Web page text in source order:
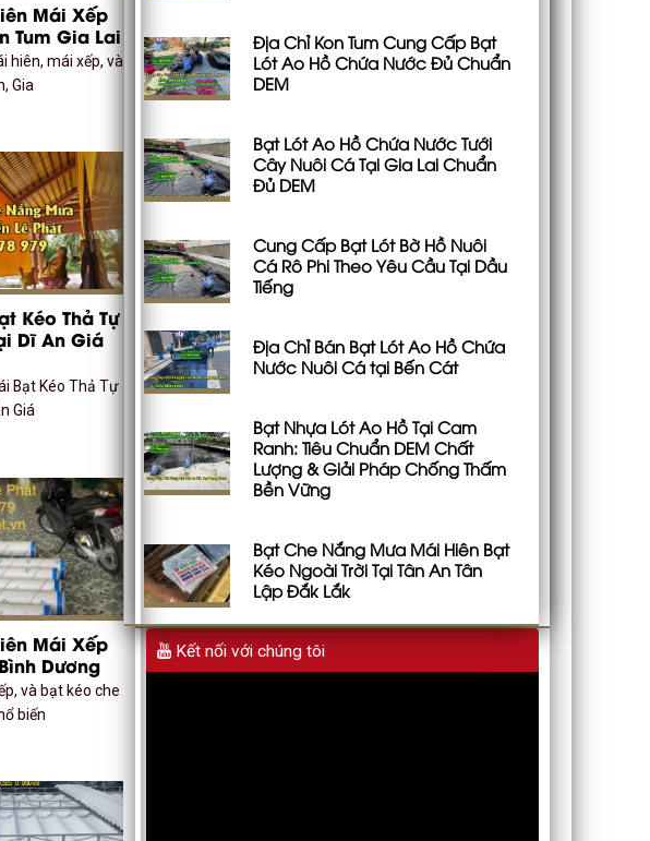
Mái Xếp
Tum Gia Lai
hiên, mái xếp, và
Gia
Kéo Thả Tự
Dĩ An Giá
Bạt Kéo Thả Tự
Giá
Mái Xếp
Dương
và bạt kéo che
biến
Địa Chỉ Kon Tum Cung Cấp Bạt
Lót Ao Hồ Chứa Nước Đủ Chuẩn
DEM
Bạt Lót Ao Hồ Chứa Nước Tưới
Cây Nuôi Cá Tại Gia Lai Chuẩn
Đủ DEM
Cung Cấp Bạt Lót Bờ Hồ Nuôi
Cá Rô Phi Theo Yêu Cầu Tại Dầu
Tiếng
Địa Chỉ Bán Bạt Lót Ao Hồ Chứa
Nước Nuôi Cá tại Bến Cát
Bạt Nhựa Lót Ao Hồ Tại Cam
Ranh: Tiêu Chuẩn DEM Chất
Lượng & Giải Pháp Chống Thấm
Bền Vững
Bạt Che Nắng Mưa Mái Hiên Bạt
Kéo Ngoài Trời Tại Tân An Tân
Lập Đắk Lắk
Kết nối với chúng tôi